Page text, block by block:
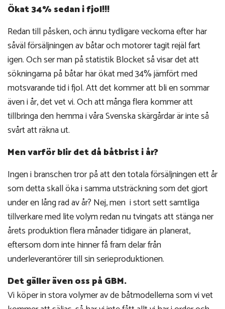
Ökat 34% sedan i fjol!!!
Redan till påsken, och ännu tydligare veckorna efter har
såväl försäljningen av båtar och motorer tagit rejäl fart
igen. Och ser man på statistik Blocket så visar det att
sökningarna på båtar har ökat med 34% jämfört med
motsvarande tid i fjol. Att det kommer att bli en sommar
även i år, det vet vi. Och att många flera kommer att
tillbringa den hemma i våra Svenska skärgårdar är inte så
svårt att räkna ut.
Men varför blir det då båtbrist i år?
Ingen i branschen tror på att den totala försäljningen ett år
som detta skall öka i samma utsträckning som det gjort
under en lång rad av år? Nej, men i stort sett samtliga
tillverkare med lite volym redan nu tvingats att stänga ner
årets produktion flera månader tidigare än planerat,
eftersom dom inte hinner få fram delar från
underleverantörer till sin serieproduktionen.
Det gäller även oss på GBM.
Vi köper in stora volymer av de båtmodellerna som vi vet